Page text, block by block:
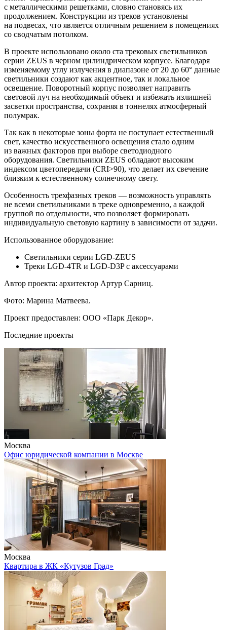
с металлическими решетками, словно становясь их
продолжением. Конструкции из треков установлены
на подвесах, что является отличным решением в помещениях
со сводчатым потолком.
В проекте использовано около ста трековых светильников
серии ZEUS в черном цилиндрическом корпусе. Благодаря
изменяемому углу излучения в диапазоне от 20 до 60° данные
светильники создают как акцентное, так и локальное
освещение. Поворотный корпус позволяет направить
световой луч на необходимый объект и избежать излишней
засветки пространства, сохраняя в тоннелях атмосферный
полумрак.
Так как в некоторые зоны форта не поступает естественный
свет, качество искусственного освещения стало одним
из важных факторов при выборе светодиодного
оборудования. Светильники ZEUS обладают высоким
индексом цветопередачи (CRI>90), что делает их свечение
близким к естественному солнечному свету.
Особенность трехфазных треков — возможность управлять
не всеми светильниками в треке одновременно, а каждой
группой по отдельности, что позволяет формировать
индивидуальную световую картину в зависимости от задачи.
Использованное оборудование:
Светильники серии LGD-ZEUS
Треки LGD-4TR и LGD-D3P с аксессуарами
Автор проекта: архитектор Артур Сарниц.
Фото: Марина Матвеева.
Проект предоставлен: ООО «Парк Декор».
Последние проекты
Москва
Офис юридической компании в Москве
Москва
Квартира в ЖК «Кутузов Град»